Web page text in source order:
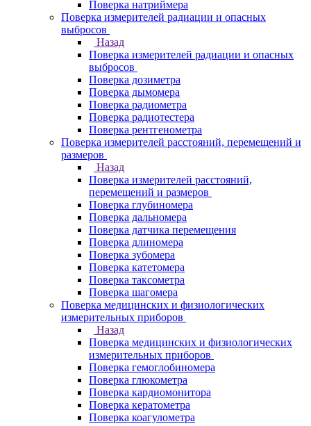
Поверка натриймера
Поверка измерителей радиации и опасных
выбросов
Назад
Поверка измерителей радиации и опасных
выбросов
Поверка дозиметра
Поверка дымомера
Поверка радиометра
Поверка радиотестера
Поверка рентгенометра
Поверка измерителей расстояний, перемещений и
размеров
Назад
Поверка измерителей расстояний,
перемещений и размеров
Поверка глубиномера
Поверка дальномера
Поверка датчика перемещения
Поверка длиномера
Поверка зубомера
Поверка катетомера
Поверка таксометра
Поверка шагомера
Поверка медицинских и физиологических
измерительных приборов
Назад
Поверка медицинских и физиологических
измерительных приборов
Поверка гемоглобиномера
Поверка глюкометра
Поверка кардиомонитора
Поверка кератометра
Поверка коагулометра